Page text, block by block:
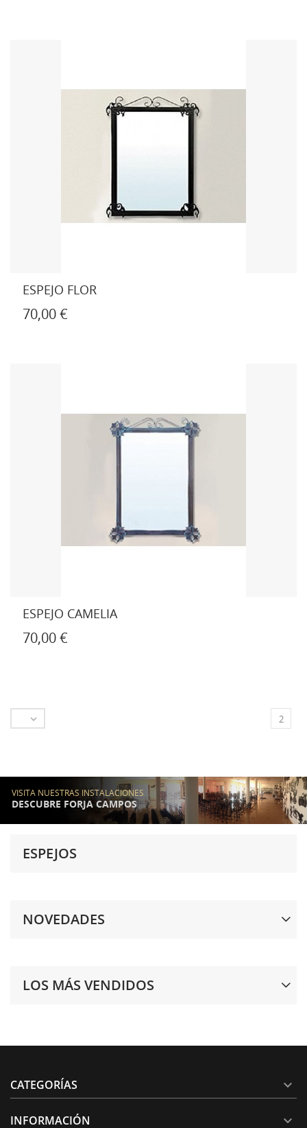
ESPEJOS
NOVEDADES
LOS MÁS VENDIDOS
ESPEJO FLOR
70,00 €
ESPEJO CAMELIA
70,00 €
 2
VISITA NUESTRAS INSTALACIONES
DESCUBRE FORJA CAMPOS
CATEGORÍAS 
INFORMACIÓN 